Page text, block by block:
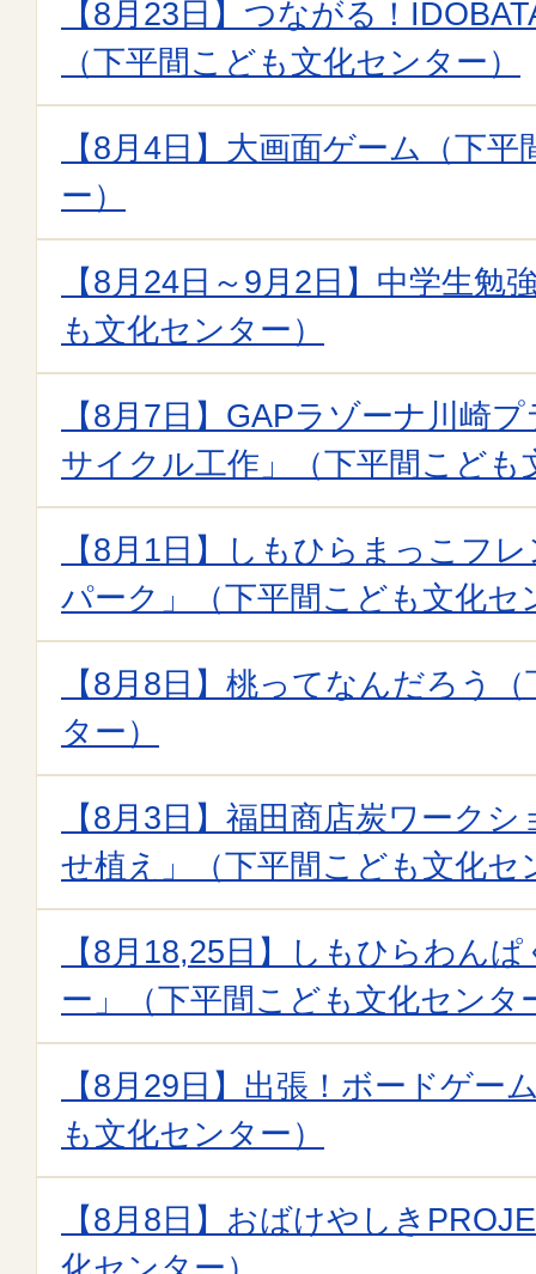
【8月23日】つながる！
（下平間こども文化センター）
【8月4日】大画面ゲーム（下
ー）
【8月24日～9月2日】中学生勉
も文化センター）
【8月7日】GAPラゾーナ川崎
サイクル工作」（下平間こども
【8月1日】しもひらまっこフ
パーク」（下平間こども文化セ
【8月8日】桃ってなんだろう
ター）
【8月3日】福田商店炭ワーク
せ植え」（下平間こども文化セ
【8月18,25日】しもひらわん
ー」（下平間こども文化センタ
【8月29日】出張！ボードゲー
も文化センター）
【8月8日】おばけやしき